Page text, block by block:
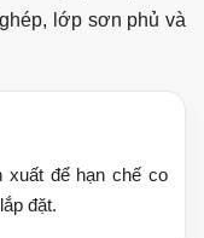
lớp sơn phủ và
để hạn chế co
đặt.